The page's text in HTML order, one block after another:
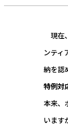
現在
ンティ
納を認
特例対
本来、
います